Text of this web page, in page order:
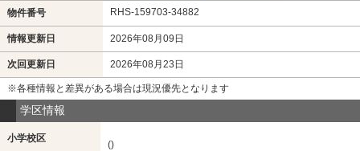
物件番号 RHS-159703-34882
情報更新日 2026年08月09日
次回更新日 2026年08月23日
※各種情報と差異がある場合は現況優先となります
学区情報
小学校区
()